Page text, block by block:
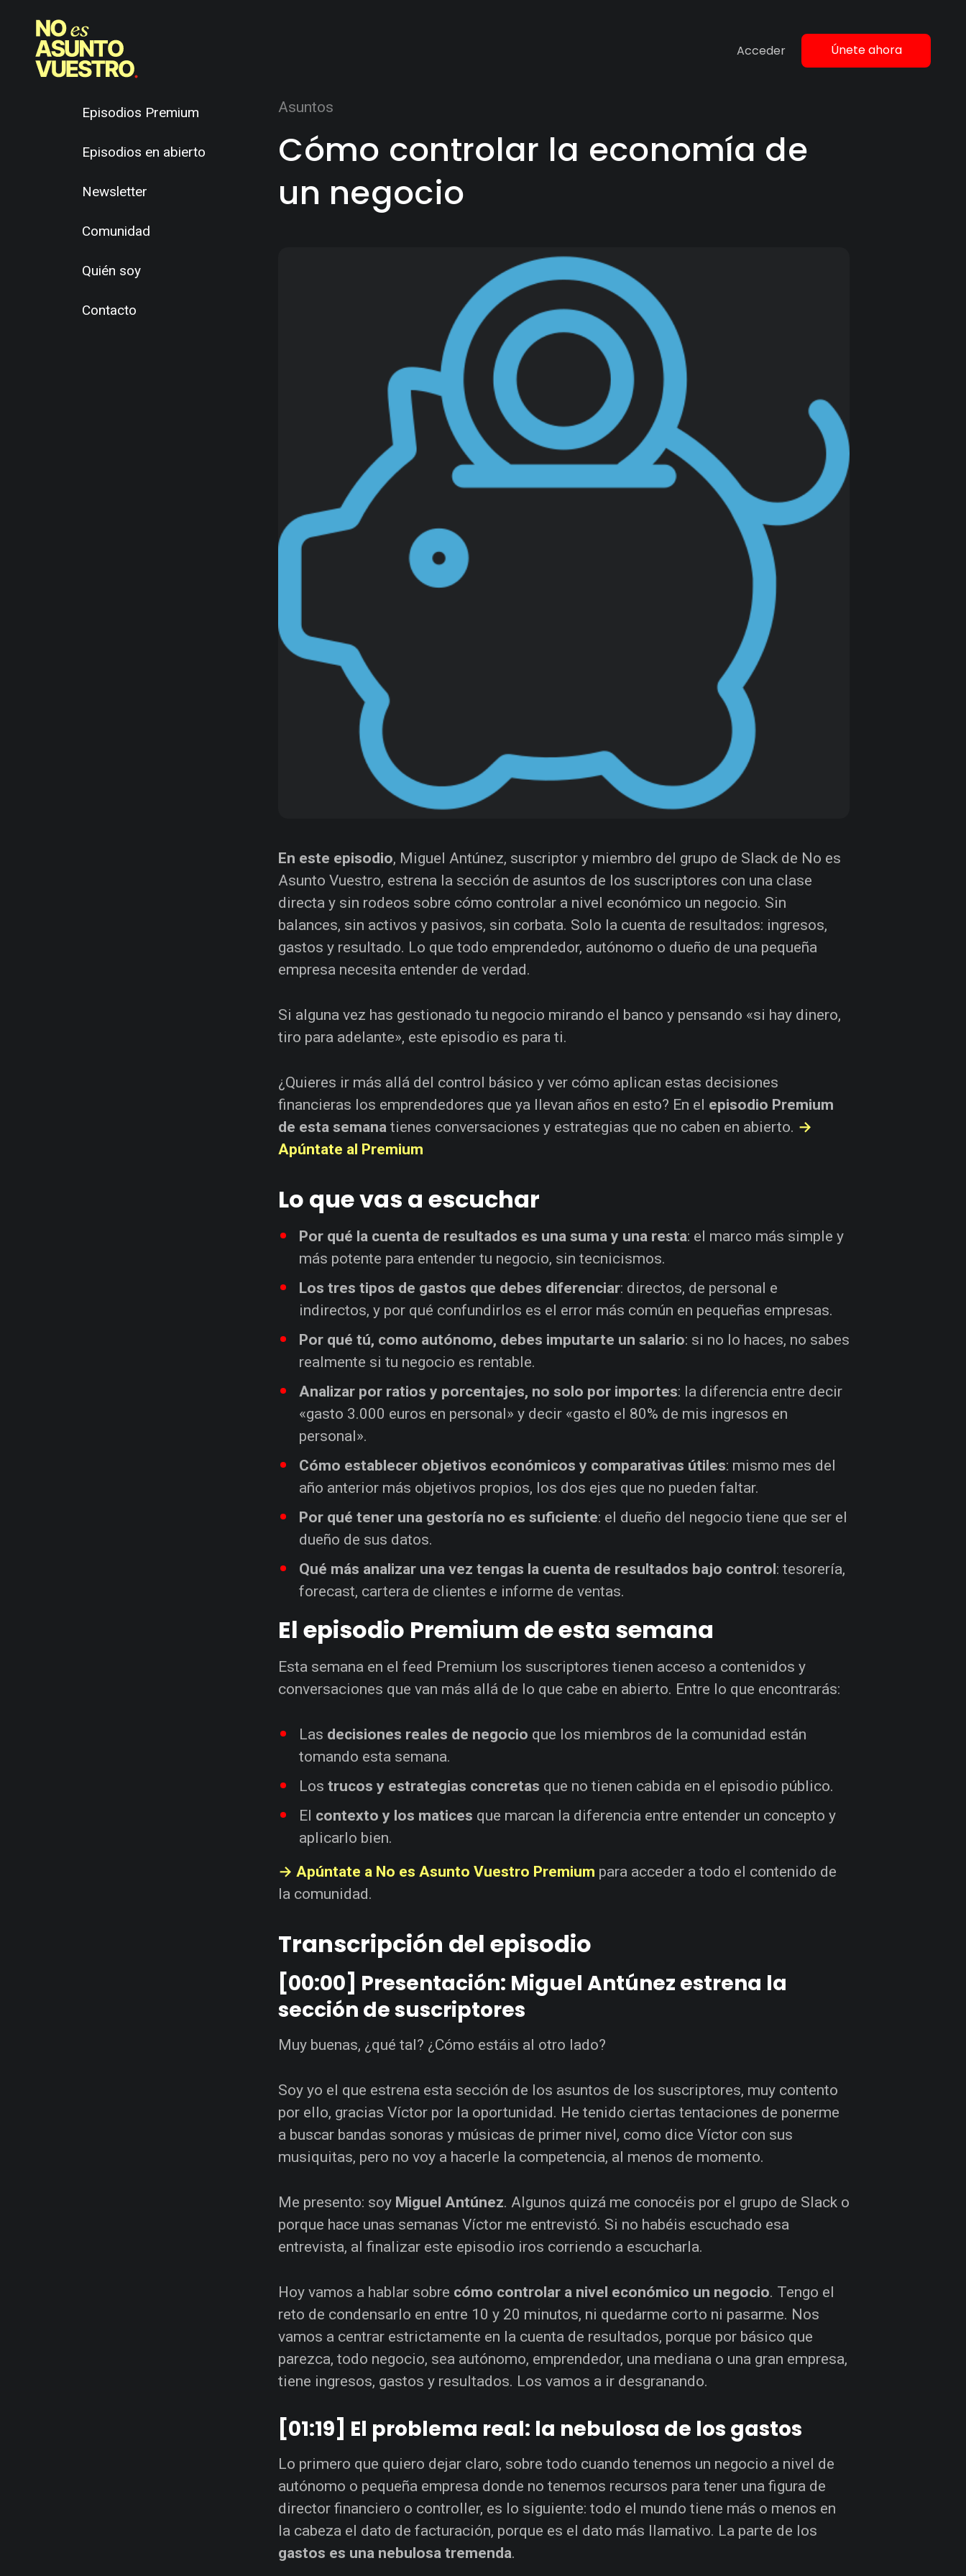
Acceder Únete ahora
Episodios Premium
Episodios en abierto
Newsletter
Comunidad
Quién soy
Contacto
Asuntos
Cómo controlar la economía de
un negocio
En este episodio, Miguel Antúnez, suscriptor y miembro del grupo de Slack de No es
Asunto Vuestro, estrena la sección de asuntos de los suscriptores con una clase
directa y sin rodeos sobre cómo controlar a nivel económico un negocio. Sin
balances, sin activos y pasivos, sin corbata. Solo la cuenta de resultados: ingresos,
gastos y resultado. Lo que todo emprendedor, autónomo o dueño de una pequeña
empresa necesita entender de verdad.
Si alguna vez has gestionado tu negocio mirando el banco y pensando «si hay dinero,
tiro para adelante», este episodio es para ti.
¿Quieres ir más allá del control básico y ver cómo aplican estas decisiones
financieras los emprendedores que ya llevan años en esto? En el episodio Premium
de esta semana tienes conversaciones y estrategias que no caben en abierto. →
Apúntate al Premium
Lo que vas a escuchar
Por qué la cuenta de resultados es una suma y una resta: el marco más simple y
más potente para entender tu negocio, sin tecnicismos.
Los tres tipos de gastos que debes diferenciar: directos, de personal e
indirectos, y por qué confundirlos es el error más común en pequeñas empresas.
Por qué tú, como autónomo, debes imputarte un salario: si no lo haces, no sabes
realmente si tu negocio es rentable.
Analizar por ratios y porcentajes, no solo por importes: la diferencia entre decir
«gasto 3.000 euros en personal» y decir «gasto el 80% de mis ingresos en
personal».
Cómo establecer objetivos económicos y comparativas útiles: mismo mes del
año anterior más objetivos propios, los dos ejes que no pueden faltar.
Por qué tener una gestoría no es suficiente: el dueño del negocio tiene que ser el
dueño de sus datos.
Qué más analizar una vez tengas la cuenta de resultados bajo control: tesorería,
forecast, cartera de clientes e informe de ventas.
El episodio Premium de esta semana
Esta semana en el feed Premium los suscriptores tienen acceso a contenidos y
conversaciones que van más allá de lo que cabe en abierto. Entre lo que encontrarás:
Las decisiones reales de negocio que los miembros de la comunidad están
tomando esta semana.
Lostrucos y estrategias concretas que no tienen cabida en el episodio público.
El contexto y los matices que marcan la diferencia entre entender un concepto y
aplicarlo bien.
→ Apúntate a No es Asunto Vuestro Premium para acceder a todo el contenido de
la comunidad.
Transcripción del episodio
[00:00] Presentación: Miguel Antúnez estrena la
sección de suscriptores
Muy buenas, ¿qué tal? ¿Cómo estáis al otro lado?
Soy yo el que estrena esta sección de los asuntos de los suscriptores, muy contento
por ello, gracias Víctor por la oportunidad. He tenido ciertas tentaciones de ponerme
a buscar bandas sonoras y músicas de primer nivel, como dice Víctor con sus
musiquitas, pero no voy a hacerle la competencia, al menos de momento.
Me presento: soy Miguel Antúnez. Algunos quizá me conocéis por el grupo de Slack o
porque hace unas semanas Víctor me entrevistó. Si no habéis escuchado esa
entrevista, al finalizar este episodio iros corriendo a escucharla.
Hoy vamos a hablar sobre cómo controlar a nivel económico un negocio. Tengo el
reto de condensarlo en entre 10 y 20 minutos, ni quedarme corto ni pasarme. Nos
vamos a centrar estrictamente en la cuenta de resultados, porque por básico que
parezca, todo negocio, sea autónomo, emprendedor, una mediana o una gran empresa,
tiene ingresos, gastos y resultados. Los vamos a ir desgranando.
[01:19] El problema real: la nebulosa de los gastos
Lo primero que quiero dejar claro, sobre todo cuando tenemos un negocio a nivel de
autónomo o pequeña empresa donde no tenemos recursos para tener una figura de
director financiero o controller, es lo siguiente: todo el mundo tiene más o menos en
la cabeza el dato de facturación, porque es el dato más llamativo. La parte de los
gastos es una nebulosa tremenda.